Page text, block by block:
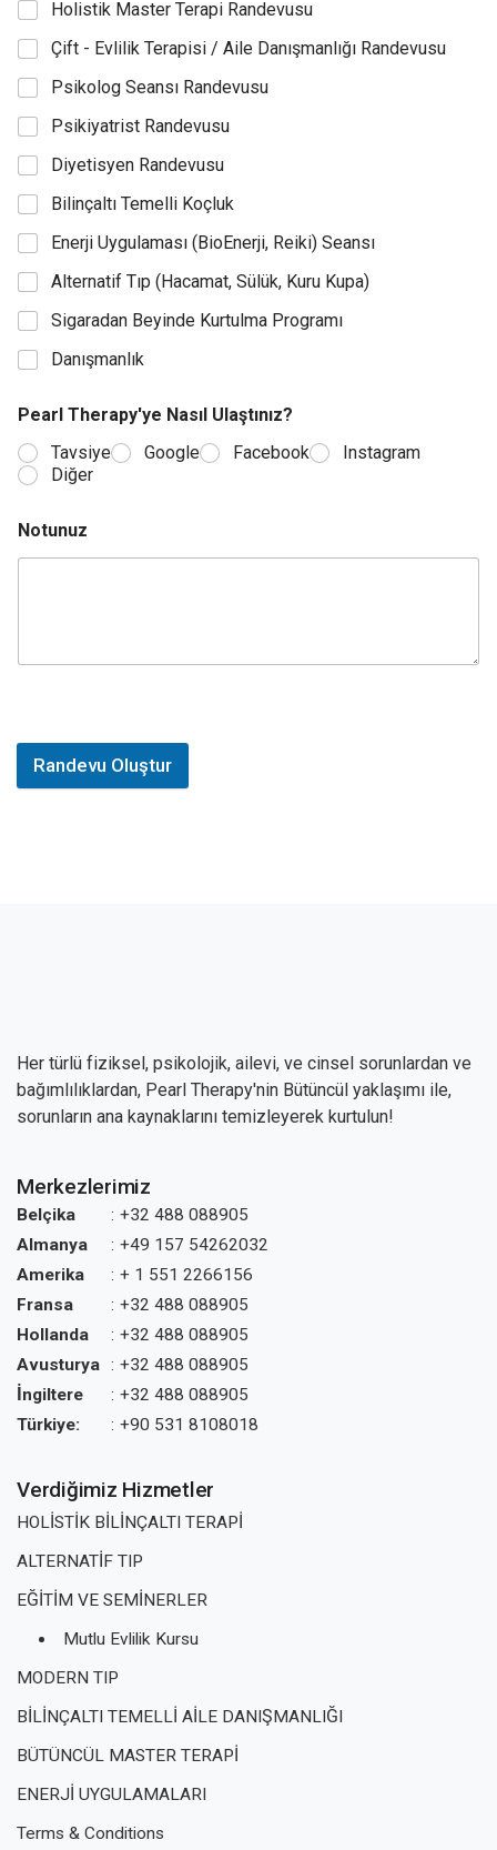
Holistik Master Terapi Randevusu
Çift - Evlilik Terapisi / Aile Danışmanlığı Randevusu
Psikolog Seansı Randevusu
Psikiyatrist Randevusu
Diyetisyen Randevusu
Bilinçaltı Temelli Koçluk
Enerji Uygulaması (BioEnerji, Reiki) Seansı
Alternatif Tıp (Hacamat, Sülük, Kuru Kupa)
Sigaradan Beyinde Kurtulma Programı
Danışmanlık
Pearl Therapy'ye Nasıl Ulaştınız?
Tavsiye
Google Facebook
Instagram
Diğer
Notunuz
Randevu Oluştur
Her türlü fiziksel, psikolojik, ailevi, ve cinsel sorunlardan ve
bağımlılıklardan, Pearl Therapy'nin Bütüncül yaklaşımı ile,
sorunların ana kaynaklarını temizleyerek kurtulun!
Merkezlerimiz
Belçika : +32 488 088905
Almanya
: +49 157 54262032
Amerika
: + 1 551 2266156
Fransa
: +32 488 088905
Hollanda
: +32 488 088905
Avusturya : +32 488 088905
İngiltere
: +32 488 088905
Türkiye:
: +90 531 8108018
Verdiğimiz Hizmetler
HOLİSTİK BİLİNÇALTI TERAPİ
ALTERNATİF TIP
EĞİTİM VE SEMİNERLER
Mutlu Evlilik Kursu
MODERN TIP
BİLİNÇALTI TEMELLİ AİLE DANIŞMANLIĞI
BÜTÜNCÜL MASTER TERAPİ
ENERJİ UYGULAMALARI
Terms & Conditions